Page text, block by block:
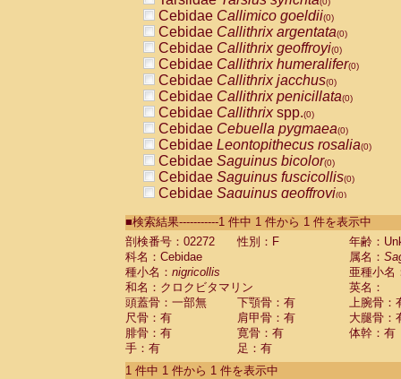
Cebidae Callimico goeldii(0)
Cebidae Callithrix argentata(0)
Cebidae Callithrix geoffroyi(0)
Cebidae Callithrix humeralifer(0)
Cebidae Callithrix jacchus(0)
Cebidae Callithrix penicillata(0)
Cebidae Callithrixspp.(0)
Cebidae Cebuella pygmaea(0)
Cebidae Leontopithecus rosalia(0)
Cebidae Saguinus bicolor(0)
Cebidae Saguinus fuscicollis(0)
Cebidae Saguinus geoffroyi(0)
CebidaeSaguinus labiatus(0)
Cebidae Saguinus leucopus (0)
Cebidae
CebidaeSaguinus mystax
CebidaeSaguinus nigricollis (1)
Cebidae Saguinus oedipus
Cebidae Saguinus weddelli
Cebidae Saguinusspp.
Cebidae Aotus trivirgatus
Cebidae Cebus albifrons
■検索結果-----------1 件中 1 件から 1 件を表示中
剖検番号：02272
性別：F
年齢：
科名：Cebidae
属名：
種小名： nigricollis
亜種小名
和名：クロクビタマリン
英名：
頭蓋骨：一部無
下顎骨：有
上腕骨：
尺骨：有
肩甲骨：有
大腿骨：
腓骨：有
寛骨：有
体幹：有
手：有
足：有
1 件中 1 件から 1 件を表示中